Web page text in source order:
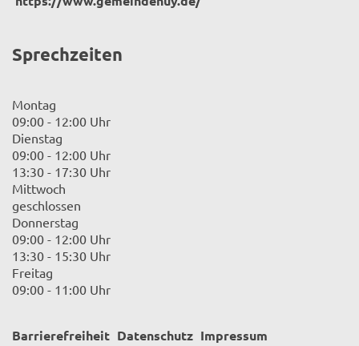
Sprechzeiten
Montag
09:00 - 12:00 Uhr
Dienstag
09:00 - 12:00 Uhr
13:30 - 17:30 Uhr
Mittwoch
geschlossen
Donnerstag
09:00 - 12:00 Uhr
13:30 - 15:30 Uhr
Freitag
09:00 - 11:00 Uhr
Barrierefreiheit Datenschutz Impressum